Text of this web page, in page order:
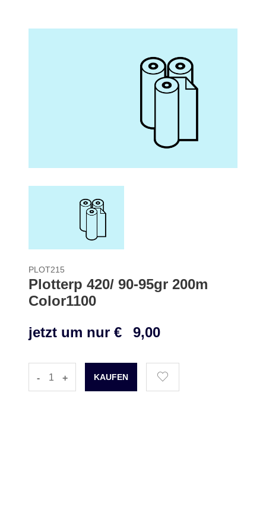
PLOT215
Plotterp 420/ 90-95gr 200m
Color1100
jetzt um nur €
9,00
- +